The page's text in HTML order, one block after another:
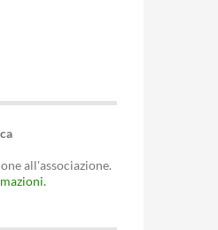
all'associazione.